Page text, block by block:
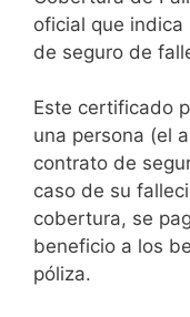
oficial que
de seguro de
Este certificado
una persona (el
contrato de
caso de su
cobertura, se
beneficio a los
póliza.